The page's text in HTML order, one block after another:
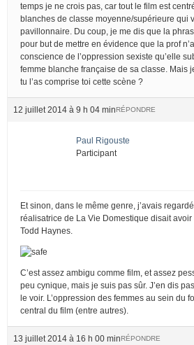
temps je ne crois pas, car tout le film est
blanches de classe moyenne/supérieure qui
pavillonnaire. Du coup, je me dis que la
pour but de mettre en évidence que la prof
conscience de l’oppression sexiste qu’elle
femme blanche française de sa classe. Mais
tu l’as comprise toi cette scène ?
12 juillet 2014 à 9 h 04 minRÉPONDRE
Paul Rigouste
Participant
Et sinon, dans le même genre, j’avais
réalisatrice de La Vie Domestique disait
Todd Haynes.
C’est assez ambigu comme film, et assez
peu cynique, mais je suis pas sûr. J’en dis
le voir. L’oppression des femmes au sein du
central du film (entre autres).
13 juillet 2014 à 16 h 00 minRÉPONDRE